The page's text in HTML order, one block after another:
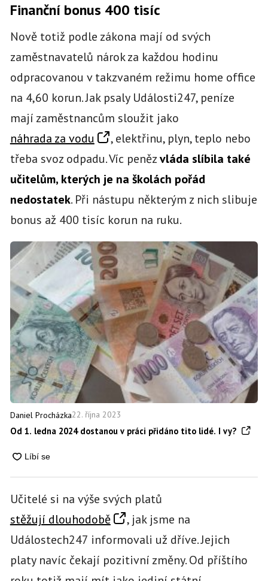
Finanční bonus 400 tisíc
Nově totiž podle zákona mají od svých
zaměstnavatelů nárok za každou hodinu
odpracovanou v takzvaném režimu home office
na 4,60 korun. Jak psaly Události247, peníze
mají zaměstnancům sloužit jako
náhrada za vodu
, elektřinu, plyn, teplo nebo
třeba svoz odpadu. Víc penězvláda slíbila také
učitelům, kterých je na školách pořád
nedostatek. Při nástupu některým z nich slibuje
bonus až 400 tisíc korun na ruku.
Daniel Procházka22. října 2023
Od 1. ledna 2024 dostanou v práci přidáno tito lidé. I vy?
Učitelé si na výše svých platů
stěžují dlouhodobě
, jak jsme na
Událostech247 informovali už dříve. Jejich
platy navíc čekají pozitivní změny. Od příštího